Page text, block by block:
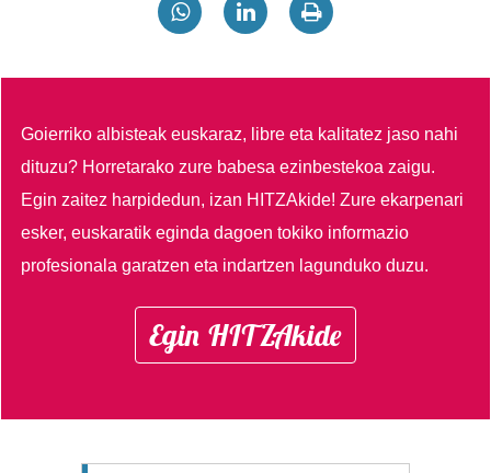
Goierriko albisteak euskaraz, libre eta kalitatez jaso nahi
dituzu? Horretarako zure babesa ezinbestekoa zaigu.
Egin zaitez harpidedun, izan HITZAkide!Zure ekarpenari
esker, euskaratik eginda dagoen tokiko informazio
profesionala garatzen eta indartzen lagunduko duzu.
Egin HITZAkide